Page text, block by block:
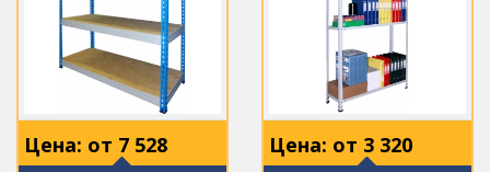
Цена: от 7 528 Цена: от 3 320